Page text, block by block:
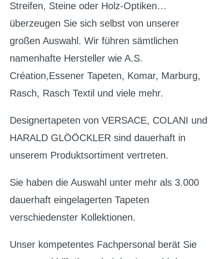
Streifen, Steine oder Holz-Optiken…
überzeugen Sie sich selbst von unserer
großen Auswahl. Wir führen sämtlichen
namenhafte Hersteller wie A.S.
Création,Essener Tapeten, Komar, Marburg,
Rasch, Rasch Textil und viele mehr.
Designertapeten von VERSACE, COLANI und
HARALD GLÖÖCKLER sind dauerhaft in
unserem Produktsortiment vertreten.
Sie haben die Auswahl unter mehr als 3.000
dauerhaft eingelagerten Tapeten
verschiedenster Kollektionen.
Unser kompetentes Fachpersonal berät Sie